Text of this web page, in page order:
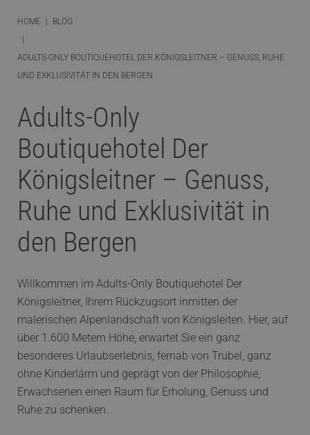
HOME BLOG
ADULTS-ONLY BOUTIQUEHOTEL DER KÖNIGSLEITNER – GENUSS, RUHE
UND EXKLUSIVITÄT IN DEN BERGEN
Adults-Only
Boutiquehotel Der
Königsleitner – Genuss,
Ruhe und Exklusivität in
den Bergen
Willkommen im Adults-Only Boutiquehotel Der
Königsleitner, Ihrem Rückzugsort inmitten der
malerischen Alpenlandschaft von Königsleiten. Hier, auf
über 1.600 Metern Höhe, erwartet Sie ein ganz
besonderes Urlaubserlebnis, fernab von Trubel, ganz
ohne Kinderlärm und geprägt von der Philosophie,
Erwachsenen einen Raum für Erholung, Genuss und
Ruhe zu schenken.